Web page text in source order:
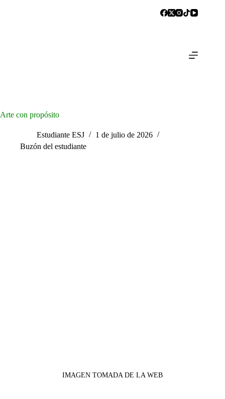
Arte con propósito
Estudiante ESJ
1 de julio de 2026
Buzón del estudiante
IMAGEN TOMADA DE LA WEB